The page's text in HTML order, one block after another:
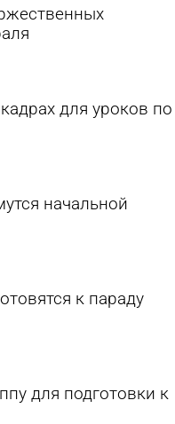
для уроков по
начальной
к параду
для подготовки к